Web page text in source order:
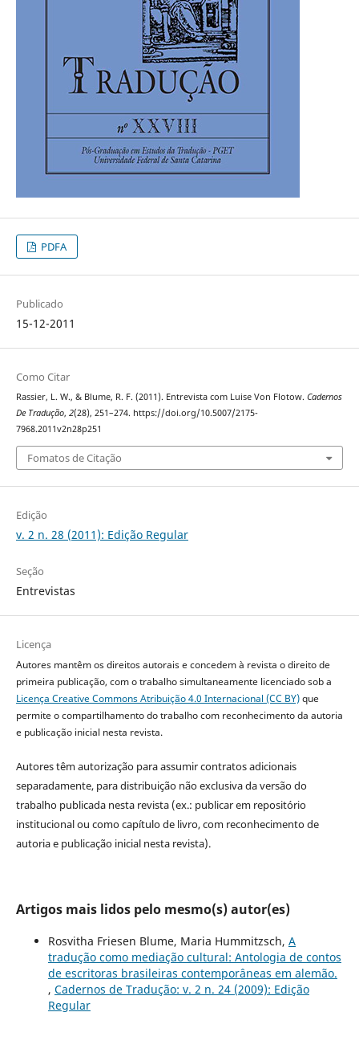
PDFA
Publicado
15-12-2011
Como Citar
Rassier, L. W., & Blume, R. F. (2011). Entrevista com Luise Von Flotow. Cadernos
De Tradução, 2(28), 251–274. https://doi.org/10.5007/2175-
7968.2011v2n28p251
Fomatos de Citação
Edição
v. 2 n. 28 (2011): Edição Regular
Seção
Entrevistas
Licença
Autores mantêm os direitos autorais e concedem à revista o direito de
primeira publicação, com o trabalho simultaneamente licenciado sob a
Licença Creative Commons Atribuição 4.0 Internacional (CC BY)que
permite o compartilhamento do trabalho com reconhecimento da autoria
e publicação inicial nesta revista.
Autores têm autorização para assumir contratos adicionais
separadamente, para distribuição não exclusiva da versão do
trabalho publicada nesta revista (ex.: publicar em repositório
institucional ou como capítulo de livro, com reconhecimento de
autoria e publicação inicial nesta revista).
Artigos mais lidos pelo mesmo(s) autor(es)
Rosvitha Friesen Blume, Maria Hummitzsch, A
tradução como mediação cultural: Antologia de contos
de escritoras brasileiras contemporâneas em alemão.
, Cadernos de Tradução: v. 2 n. 24 (2009): Edição
Regular